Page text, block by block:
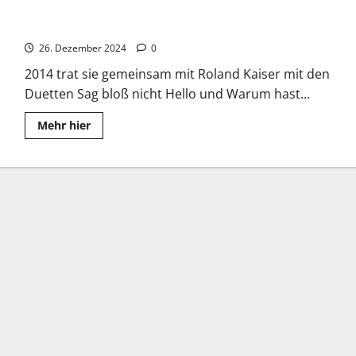
26. Dezember 2024 0
2014 trat sie gemeinsam mit Roland Kaiser mit den
Duetten Sag bloß nicht Hello und Warum hast...
Mehr hierRead
more
Kelly: